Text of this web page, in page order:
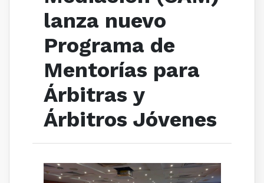
lanza nuevo
Programa de
Mentorías para
Árbitras y
Árbitros Jóvenes